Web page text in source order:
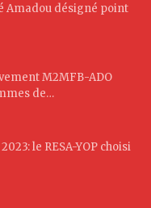
Amadou désigné point
M2MFB-ADO
de…
le RESA-YOP choisi